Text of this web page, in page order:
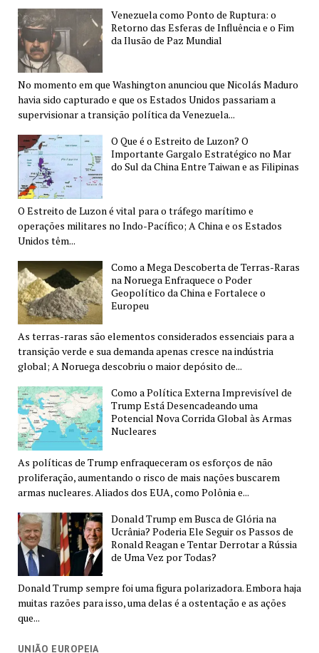
Venezuela como Ponto de Ruptura: o
Retorno das Esferas de Influência e o Fim
da Ilusão de Paz Mundial
No momento em que Washington anunciou que Nicolás Maduro
havia sido capturado e que os Estados Unidos passariam a
supervisionar a transição política da Venezuela...
O Que é o Estreito de Luzon? O
Importante Gargalo Estratégico no Mar
do Sul da China Entre Taiwan e as Filipinas
O Estreito de Luzon é vital para o tráfego marítimo e
operações militares no Indo-Pacífico; A China e os Estados
Unidos têm...
Como a Mega Descoberta de Terras-Raras
na Noruega Enfraquece o Poder
Geopolítico da China e Fortalece o
Europeu
As terras-raras são elementos considerados essenciais para a
transição verde e sua demanda apenas cresce na indústria
global; A Noruega descobriu o maior depósito de...
Como a Política Externa Imprevisível de
Trump Está Desencadeando uma
Potencial Nova Corrida Global às Armas
Nucleares
As políticas de Trump enfraqueceram os esforços de não
proliferação, aumentando o risco de mais nações buscarem
armas nucleares. Aliados dos EUA, como Polônia e...
Donald Trump em Busca de Glória na
Ucrânia? Poderia Ele Seguir os Passos de
Ronald Reagan e Tentar Derrotar a Rússia
de Uma Vez por Todas?
Donald Trump sempre foi uma figura polarizadora. Embora haja
muitas razões para isso, uma delas é a ostentação e as ações
que...
UNIÃO EUROPEIA